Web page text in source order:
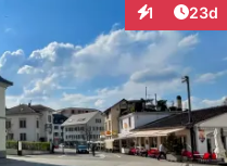
1
Interaktionen
23d